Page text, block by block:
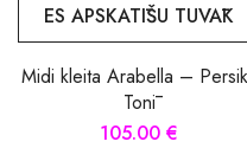
ES APSKATĪŠU TUVĀK
Midi kleita Arabella –
Tonī
105.00 €